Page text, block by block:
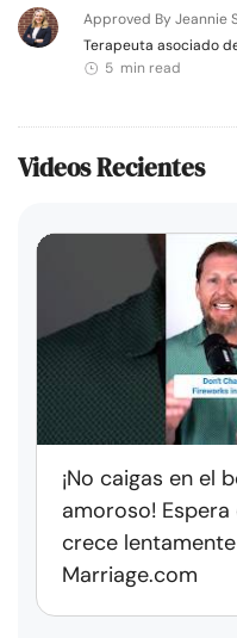
Approved By Jeannie
Terapeuta asociado
5 min read
Videos Recientes
¡No caigas en el
amoroso!
crece
Marriage.com